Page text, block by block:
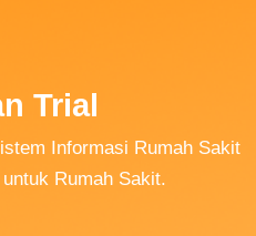
Trial
Informasi Rumah Sakit
untuk Rumah Sakit.